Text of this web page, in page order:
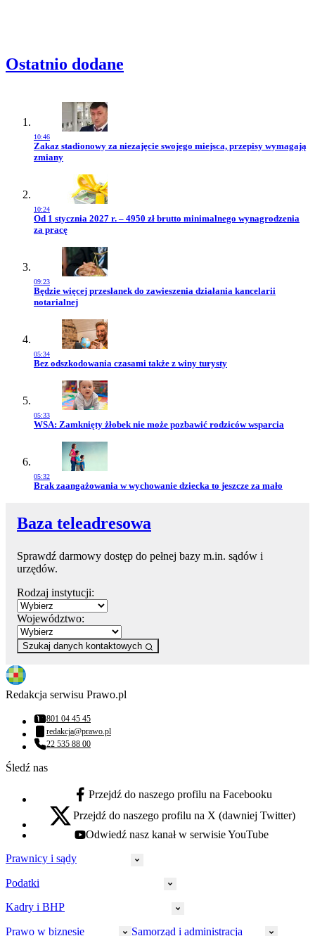
Ostatnio dodane
10:46
Przejdź do artykułu:
Zakaz stadionowy za niezajęcie swojego miejsca, przepisy wymagają
zmiany
10:24
Przejdź do artykułu:
Od 1 stycznia 2027 r. – 4950 zł brutto minimalnego wynagrodzenia
za pracę
09:23
Przejdź do artykułu:
Będzie więcej przesłanek do zawieszenia działania kancelarii
notarialnej
05:34
Przejdź do artykułu:
Bez odszkodowania czasami także z winy turysty
05:33
Przejdź do artykułu:
WSA: Zamknięty żłobek nie może pozbawić rodziców wsparcia
05:32
Przejdź do artykułu:
Brak zaangażowania w wychowanie dziecka to jeszcze za mało
Baza teleadresowa
Sprawdź darmowy dostęp do pełnej bazy m.in. sądów i
urzędów.
Rodzaj instytucji:
Województwo:
Szukaj danych kontaktowych
Redakcja serwisu Prawo.pl
Numer telefonu:
801 04 45 45
Adres email:
redakcja@prawo.pl
Numer telefonu:
22 535 88 00
Śledź nas
facebook - otwiera się w nowej karcie
Przejdź do naszego profilu na Facebooku
x - otwiera się w nowej karcie
Przejdź do naszego profilu na X (dawniej Twitter)
youtube - otwiera się w nowej karcie
Odwiedź nasz kanał w serwisie YouTube
Prawnicy i sądy
Prawnicy
Policja
Podatki
CIT
Kadry i BHP
Prawo w biznesie Samorząd i administracja